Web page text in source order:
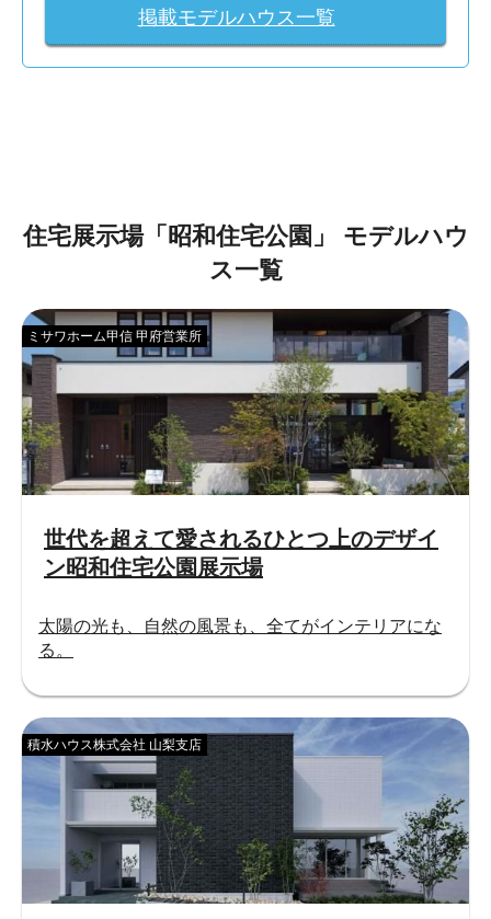
掲載モデルハウス一覧
住宅展示場「 昭和住宅公園 」
モデルハウ
ス一覧
世代を超えて愛されるひとつ上のデザイ
ン昭和住宅公園展示場
ミサワホーム甲信 甲府営業所
太陽の光も、自然の風景も、全てがインテリアにな
る。
積水ハウス株式会社 山梨支店